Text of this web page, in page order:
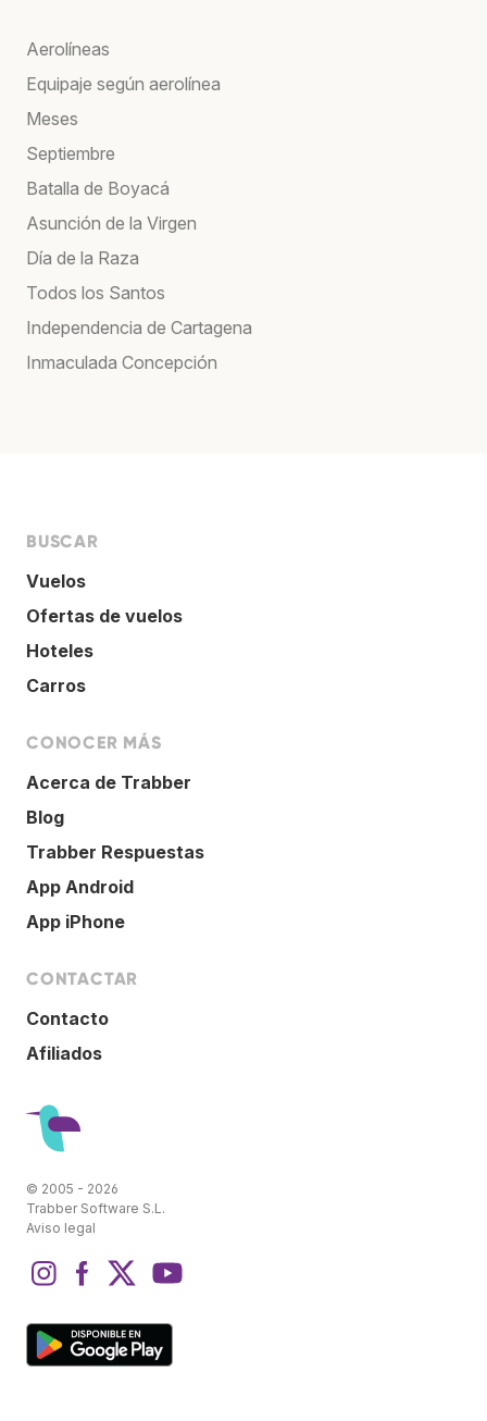
Aerolíneas
Equipaje según aerolínea
Meses
Septiembre
Batalla de Boyacá
Asunción de la Virgen
Día de la Raza
Todos los Santos
Independencia de Cartagena
Inmaculada Concepción
BUSCAR
Vuelos
Ofertas de vuelos
Hoteles
Carros
CONOCER MÁS
Acerca de Trabber
Blog
Trabber Respuestas
App Android
App iPhone
CONTACTAR
Contacto
Afiliados
© 2005 - 2026
Trabber Software S.L.
Aviso legal